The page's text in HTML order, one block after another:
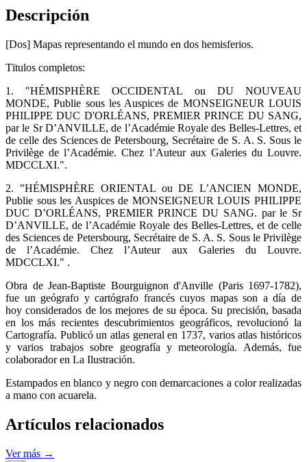
Descripción
[Dos] Mapas representando el mundo en dos hemisferios.
Tïtulos completos:
1. "HÉMISPHÈRE OCCIDENTAL ou DU NOUVEAU
MONDE, Publie sous les Auspices de MONSEIGNEUR LOUIS
PHILIPPE DUC D'ORLÉANS, PREMIER PRINCE DU SANG,
par le Sr D’ANVILLE, de l’Académie Royale des Belles-Lettres, et
de celle des Sciences de Petersbourg, Secrétaire de S. A. S. Sous le
Privilège de l’Académie. Chez l’Auteur aux Galeries du Louvre.
MDCCLXI.".
2. "HÉMISPHÈRE ORIENTAL ou DE L’ANCIEN MONDE,
Publie sous les Auspices de MONSEIGNEUR LOUIS PHILIPPE
DUC D’ORLÉANS, PREMIER PRINCE DU SANG. par le Sr
D’ANVILLE, de l’Académie Royale des Belles-Lettres, et de celle
des Sciences de Petersbourg, Secrétaire de S. A. S. Sous le Privilège
de l’Académie. Chez l’Auteur aux Galeries du Louvre.
MDCCLXI." .
Obra de Jean-Baptiste Bourguignon d'Anville (Paris 1697-1782),
fue un geógrafo y cartógrafo francés cuyos mapas son a día de
hoy considerados de los mejores de su época. Su precisión, basada
en los más recientes descubrimientos geográficos, revolucionó la
Cartografía. Publicó un atlas general en 1737, varios atlas históricos
y varios trabajos sobre geografía y meteorología. Además, fue
colaborador en La Ilustración.
Estampados en blanco y negro con demarcaciones a color realizadas
a mano con acuarela.
Artículos relacionados
Ver más →